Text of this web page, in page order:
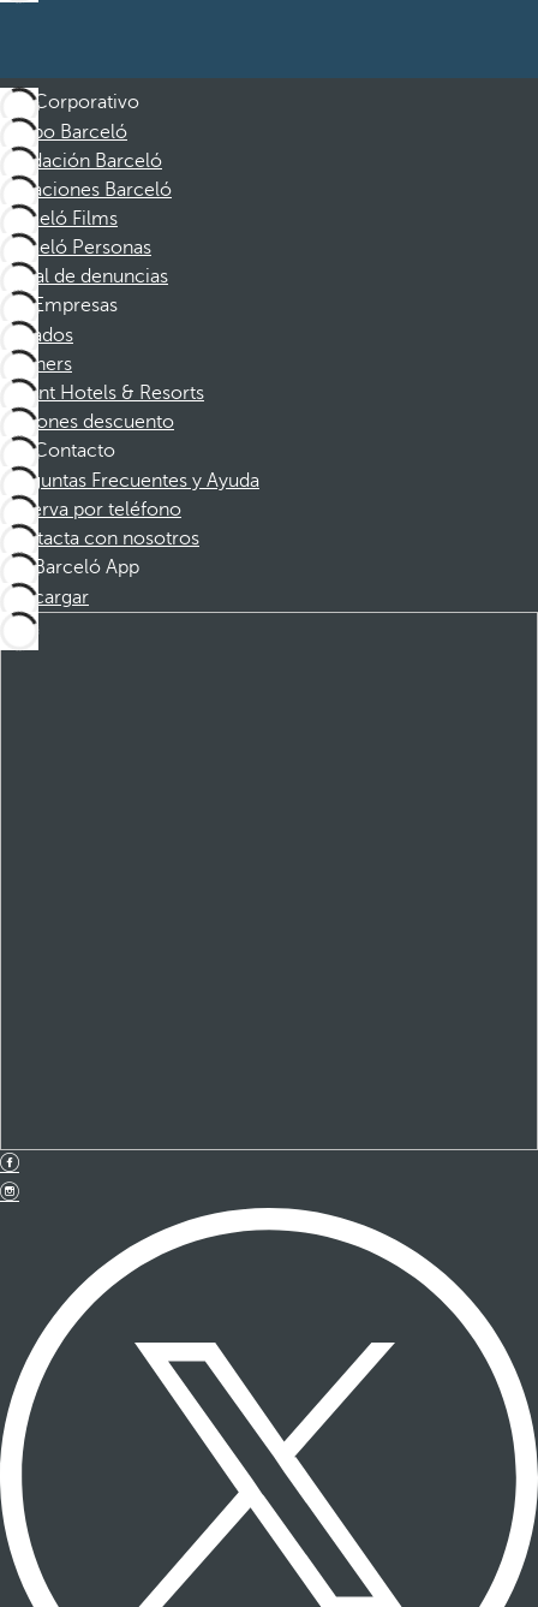
Corporativo
Grupo Barceló
Fundación Barceló
Vacaciones Barceló
Barceló Films
Barceló Personas
Canal de denuncias
Empresas
Afiliados
Partners
Dorint Hotels & Resorts
Cupones descuento
Contacto
Preguntas Frecuentes y Ayuda
Reserva por teléfono
Contacta con nosotros
Barceló App
Descargar